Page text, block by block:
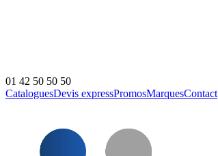
01 42 50 50 50
CataloguesDevis expressPromosMarquesContact